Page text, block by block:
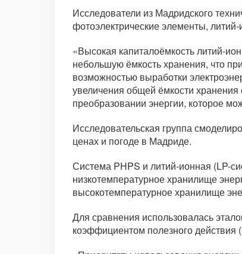
Исследователи из Мадридского
фотоэлектрические элементы,
«Высокая капиталоёмкость литий-
небольшую ёмкость хранения, что
возможностью выработки
увеличения общей ёмкости
преобразовании энергии, которое
Исследовательская группа
ценах и погоде в Мадриде.
Система PHPS и литий-ионная (LP-
низкотемпературное хранилище
высокотемпературное хранилище
Для сравнения использовалась
коэффициентом полезного